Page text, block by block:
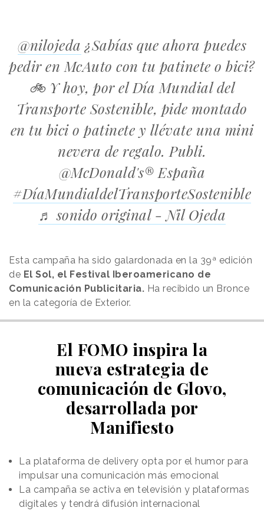
@nilojeda ¿Sabías que ahora puedes
pedir en McAuto con tu patinete o bici?
🚲 Y hoy, por el Día Mundial del
Transporte Sostenible, pide montado
en tu bici o patinete y llévate una mini
nevera de regalo. Publi.
@McDonald's® España
#DíaMundialdelTransporteSostenible
♬ sonido original - Nil Ojeda
Esta campaña ha sido galardonada en la 39ª edición
de El Sol, el Festival Iberoamericano de
Comunicación Publicitaria. Ha recibido un Bronce
en la categoría de Exterior.
El FOMO inspira la
nueva estrategia de
comunicación de Glovo,
desarrollada por
Manifiesto
La plataforma de delivery opta por el humor para
impulsar una comunicación más emocional
La campaña se activa en televisión y plataformas
digitales y tendrá difusión internacional